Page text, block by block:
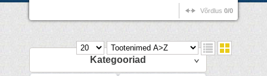
Võrdlus 0/0
Kategooriad